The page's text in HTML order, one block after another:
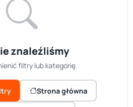
znaleźliśmy
filtry lub kategorię.
Strona główna